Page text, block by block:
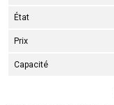
État
Prix
Capacité